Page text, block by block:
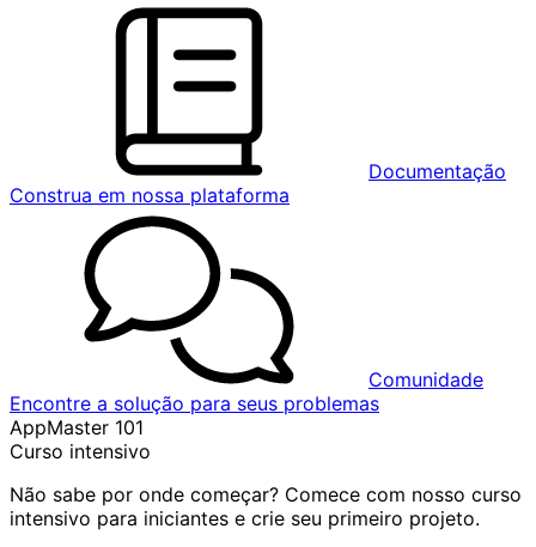
Documentação
Construa em nossa plataforma
Comunidade
Encontre a solução para seus problemas
AppMaster 101
Curso intensivo
Não sabe por onde começar? Comece com nosso curso
intensivo para iniciantes e crie seu primeiro projeto.